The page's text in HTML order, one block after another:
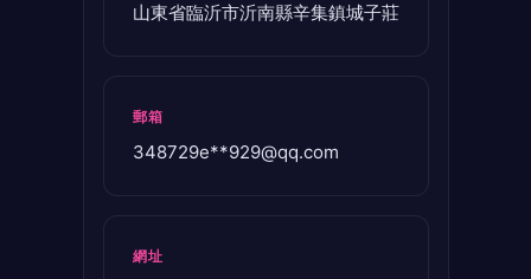
山東省臨沂市沂南縣辛集鎮城子莊
郵箱
348729e**929@qq.com
網址